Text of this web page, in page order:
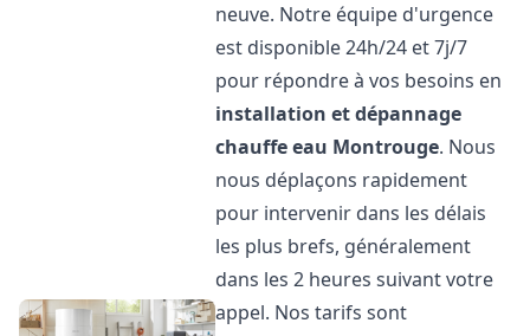
neuve. Notre équipe d'urgence
est disponible 24h/24 et 7j/7
pour répondre à vos besoins en
installation et dépannage
chauffe eau Montrouge. Nous
nous déplaçons rapidement
pour intervenir dans les délais
les plus brefs, généralement
dans les 2 heures suivant votre
appel. Nos tarifs sont